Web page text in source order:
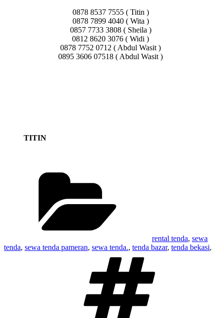
0878 8537 7555 ( Titin )
0878 7899 4040 ( Wita )
0857 7733 3808 ( Sheila )
0812 8620 3076 ( Widi )
0878 7752 0712 ( Abdul Wasit )
0895 3606 07518 ( Abdul Wasit )
TITIN
rental tenda, sewa
tenda, sewa tenda pameran, sewa tenda., tenda bazar, tenda bekasi,